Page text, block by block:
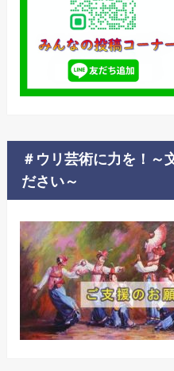
＃ウリ芸術に力を！～
ださい～